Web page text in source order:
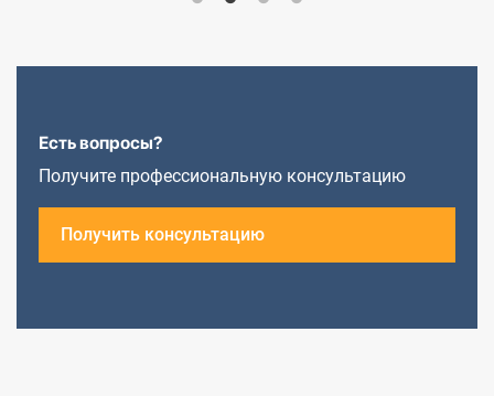
Есть вопросы?
Получите профессиональную консультацию
Получить консультацию